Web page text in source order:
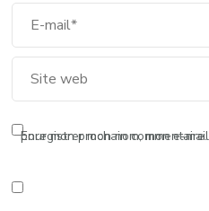
Enregistrer mon nom, mon e-mail et mon site dans le navigateur pour mon prochain commentaire.